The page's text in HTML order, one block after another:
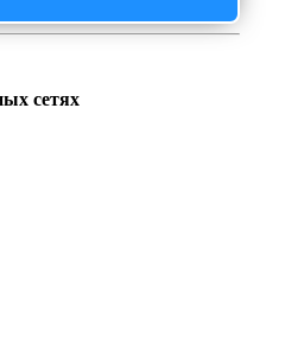
сетях